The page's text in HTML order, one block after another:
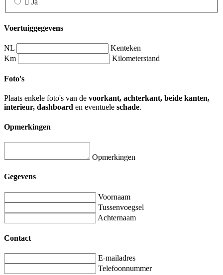
Ja
Voertuiggegevens
NL
Kenteken
Km
Kilometerstand
Foto's
Plaats enkele foto's van de voorkant, achterkant, beide kanten,
interieur, dashboard en eventuele schade.
Opmerkingen
Opmerkingen
Gegevens
Voornaam
Tussenvoegsel
Achternaam
Contact
E-mailadres
Telefoonnummer